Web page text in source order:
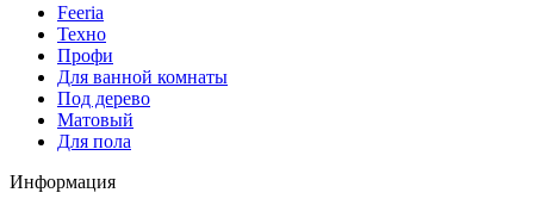
Feeria
Техно
Профи
Для ванной комнаты
Под дерево
Матовый
Для пола
Информация